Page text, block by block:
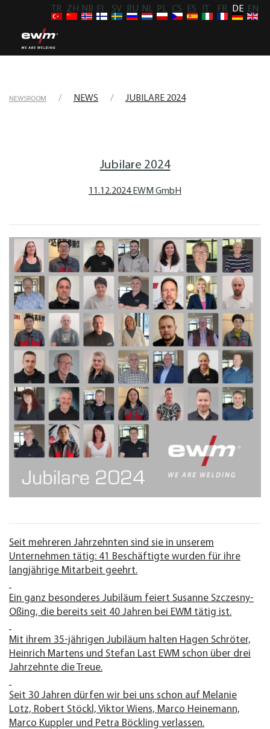
TR ZH NB FI SV RU NL PL CS ES FR DE EN
NEWSROOM NEWS JUBILARE 2024
Jubilare 2024
11.12.2024 EWM GmbH
Seit mehreren Jahrzehnten sind sie in unserem
Unternehmen tätig: 41 Beschäftigte wurden für ihre
langjährige Mitarbeit geehrt.
Ein ganz besonderes Jubiläum feiert Susanne Szczesny-
Oßing, die bereits seit 40 Jahren bei EWM tätig ist.
Mit ihrem 35-jährigen Jubiläum halten Hagen Schröter,
Heinrich Martens und Stefan Last EWM schon über drei
Jahrzehnte die Treue.
Seit 30 Jahren dürfen wir bei uns schon auf Melanie
Lotz, Robert Stöckl, Viktor Wiens, Marco Heinemann,
Marco Kuppler und Petra Böckling verlassen.